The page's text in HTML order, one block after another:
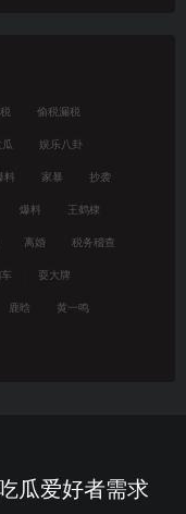
偷税漏税
瓜 娱乐八卦
料 家暴 抄袭
爆料 王鹤棣
离婚 税务稽查
耍大牌
鹿晗 黄一鸣
瓜爱好者需求